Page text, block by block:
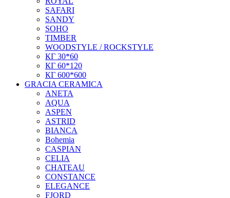
SAFARI
SANDY
SOHO
TIMBER
WOODSTYLE / ROCKSTYLE
КГ 30*60
КГ 60*120
КГ 600*600
GRACIA CERAMICA
ANETA
AQUA
ASPEN
ASTRID
BIANCA
Bohemia
CASPIAN
CELIA
CHATEAU
CONSTANCE
ELEGANCE
FJORD